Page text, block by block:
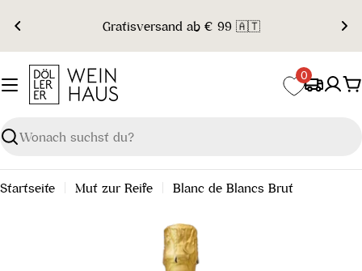
Inhalt
springen
Gratisversand ab € 99 🇦🇹
Suchen
0
Startseite Mut zur Reife Blanc de Blancs Brut